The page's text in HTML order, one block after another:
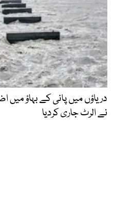
دریاؤں میں پانی کے بہاؤ میں
نے الرٹ جاری کردیا